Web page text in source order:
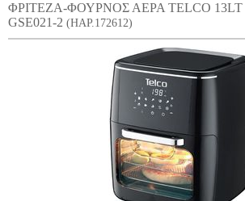
ΦΡΙΤΕΖΑ-ΦΟΥΡΝΟΣ ΑΕΡΑ TELCO
GSE021-2 (HAP.172612)